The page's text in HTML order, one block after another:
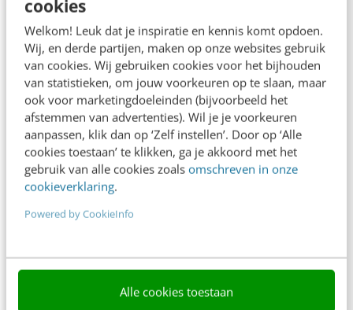
cookies
Welkom! Leuk dat je inspiratie en kennis komt opdoen.
Wij, en derde partijen, maken op onze websites gebruik
van cookies. Wij gebruiken cookies voor het bijhouden
van statistieken, om jouw voorkeuren op te slaan, maar
ook voor marketingdoeleinden (bijvoorbeeld het
afstemmen van advertenties). Wil je je voorkeuren
aanpassen, klik dan op ‘Zelf instellen’. Door op ‘Alle
cookies toestaan’ te klikken, ga je akkoord met het
gebruik van alle cookies zoals omschreven in onze
cookieverklaring.
Powered by CookieInfo
Alle cookies toestaan
Ons team
Werken bij
Whitepapers
Blog
AI & Tech
Content & Communicatie
Klantcontact & CX
Social
Themanieuwsbrieven